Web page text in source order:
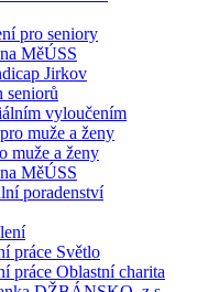
pro seniory
MěÚSS
Jirkov
seniorů
vyloučením
muže a ženy
muže a ženy
MěÚSS
poradenství
práce Světlo
práce Oblastní charita